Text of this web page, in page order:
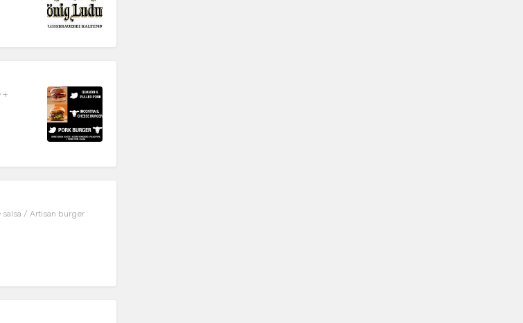
+
/ Artisan burger